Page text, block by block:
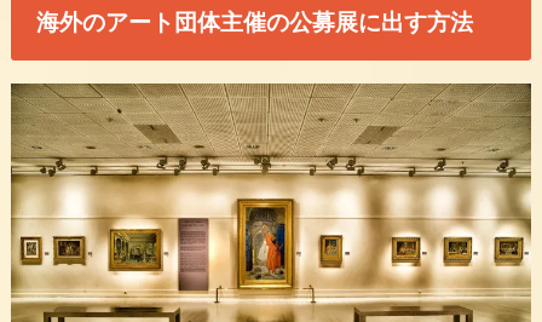
海外のアート団体主催の公募展に出す方法